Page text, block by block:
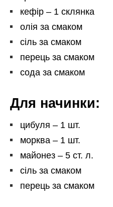
кефір – 1 склянка
олія за смаком
сіль за смаком
перець за смаком
сода за смаком
Для начинки:
цибуля – 1 шт.
морква – 1 шт.
майонез – 5 ст. л.
сіль за смаком
перець за смаком